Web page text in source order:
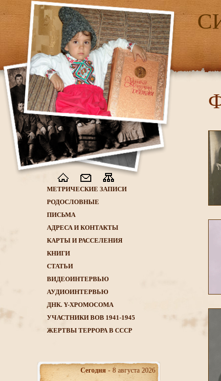
МЕТРИЧЕСКИЕ ЗАПИСИ
РОДОСЛОВНЫЕ
ПИСЬМА
АДРЕСА И КОНТАКТЫ
КАРТЫ И РАССЕЛЕНИЯ
КНИГИ
CТАТЬИ
ВИДЕОИНТЕРВЬЮ
АУДИОИНТЕРВЬЮ
ДНК. Y-ХРОМОСОМА
УЧАСТНИКИ ВОВ 1941-1945
ЖЕРТВЫ ТЕРРОРА В СССР
Сегодня - 8 августа 2026